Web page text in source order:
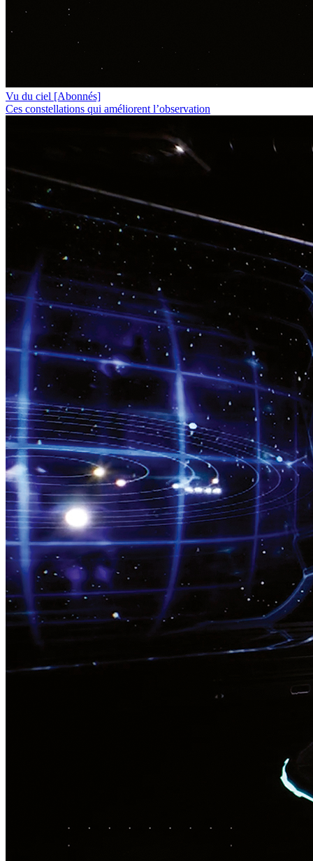
Vu du ciel [Abonnés]
Ces constellations qui améliorent l’observation